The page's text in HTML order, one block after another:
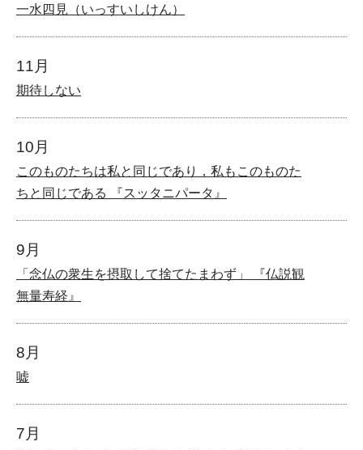
一水四見（いっすいしけん）
11月
期待しない
10月
このものたちは私と同じであり，私もこのものた
ちと同じである 『スッタニパータ』
9月
「念仏の衆生を摂取して捨てたまわず」 『仏説観
無量寿経』
8月
嘘
7月